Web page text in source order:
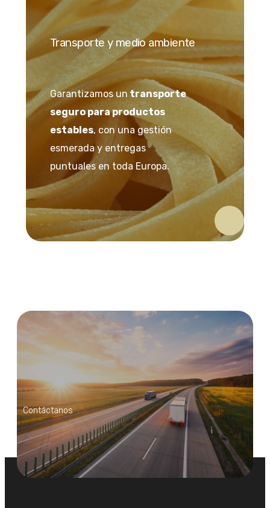
Transporte y medio ambiente
Garantizamos un transporte
seguro para productos
estables, con una gestión
esmerada y entregas
puntuales en toda Europa.
Contáctanos